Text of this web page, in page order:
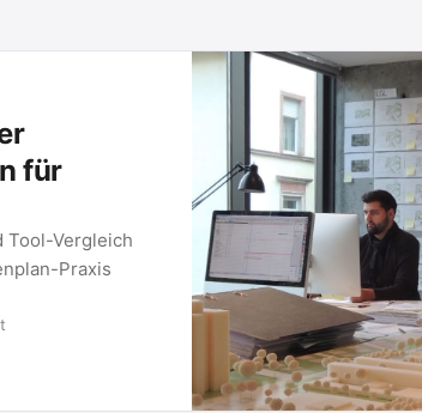
Ihre Projektarbeit: vom klassischen Gantt-Plan bis
ist, wie Sie
Tools sich
METHODE 02
Kanban-Boards
Wie Kanban funktioniert,
Regeln Teams steuern und
Board in …